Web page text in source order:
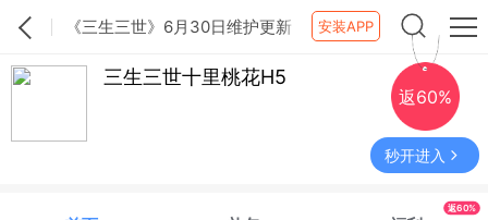
《三生三世》6月30日维护更新
内容
安装APP
三生三世十里桃花H5
返60%
秒开进入
返60%